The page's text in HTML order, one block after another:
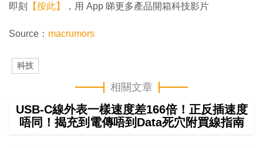
即刻 【按此】 ，用 App 睇更多產品開箱科技影片
Source： macrumors
科技
相關文章
USB-C線外表一樣速度差166倍！正反插速度
唔同！揭充到電傳唔到Data死穴附買線指南